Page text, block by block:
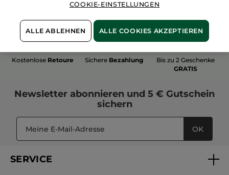
Kostenlose Retoure Sichere Bezahlung
Bis zu 2 Geschenke
GRATIS
Newsletter abonnieren und 5 € Gutschein
sichern
OK
SERVICE
COOKIE-EINSTELLUNGEN
ALLE ABLEHNEN ALLE COOKIES AKZEPTIEREN